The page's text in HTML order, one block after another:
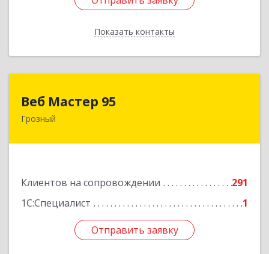
Показать контакты
Назад
Веб Мастер 95
Грозный
Клиентов на сопровождении
291
1С:Специалист
1
Отправить заявку
Подробнее
Отправить заявку